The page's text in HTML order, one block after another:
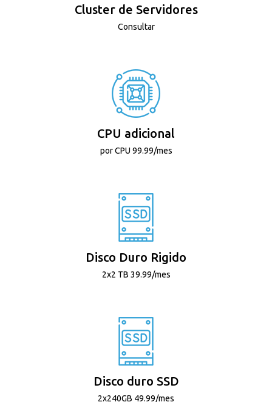
Cluster de Servidores
Consultar
CPU adicional
por CPU 99.99/mes
Disco Duro Rigido
2x2 TB 39.99/mes
Disco duro SSD
2x240GB 49.99/mes